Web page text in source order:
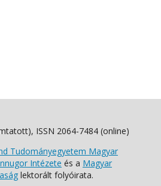
ISSN 2064-7484 (online)
Tudományegyetem Magyar
Intézete és a Magyar
lektorált folyóirata.